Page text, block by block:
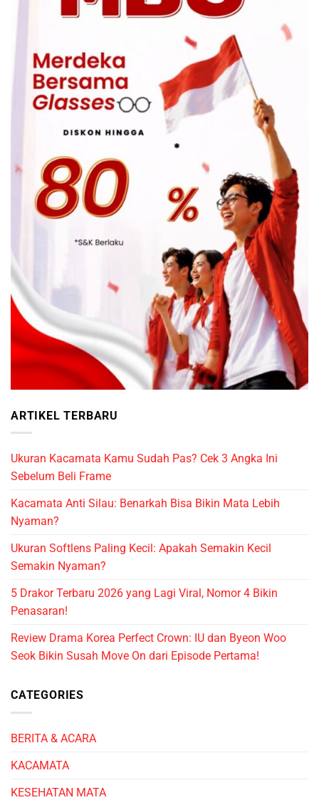
ARTIKEL TERBARU
Ukuran Kacamata Kamu Sudah Pas? Cek 3 Angka Ini
Sebelum Beli Frame
Kacamata Anti Silau: Benarkah Bisa Bikin Mata Lebih
Nyaman?
Ukuran Softlens Paling Kecil: Apakah Semakin Kecil
Semakin Nyaman?
5 Drakor Terbaru 2026 yang Lagi Viral, Nomor 4 Bikin
Penasaran!
Review Drama Korea Perfect Crown: IU dan Byeon Woo
Seok Bikin Susah Move On dari Episode Pertama!
CATEGORIES
BERITA & ACARA
KACAMATA
KESEHATAN MATA